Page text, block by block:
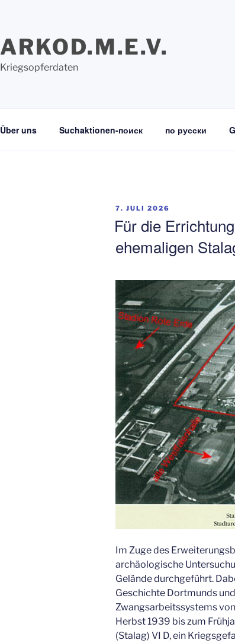
ARKOD.M.E.V.
Kriegsopferdaten
Über uns Suchaktionen-поиск по русски
VERÖFFENTLICHT
7. JULI 2026
Für die
ehemaligen
Im Zuge des
archäologische
Gelände durchgeführt.
Geschichte Dortmunds
Zwangsarbeitssystems
Herbst 1939 bis zum
(Stalag) VI D, ein